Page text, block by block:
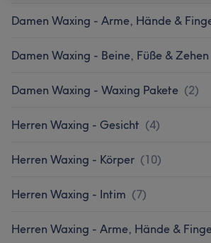
Damen Waxing - Arme, Hände &
Damen Waxing - Beine, Füße & Zehen
Damen Waxing - Waxing Pakete (2)
Herren Waxing - Gesicht (4)
Herren Waxing - Körper (10)
Herren Waxing - Intim (7)
Herren Waxing - Arme, Hände &